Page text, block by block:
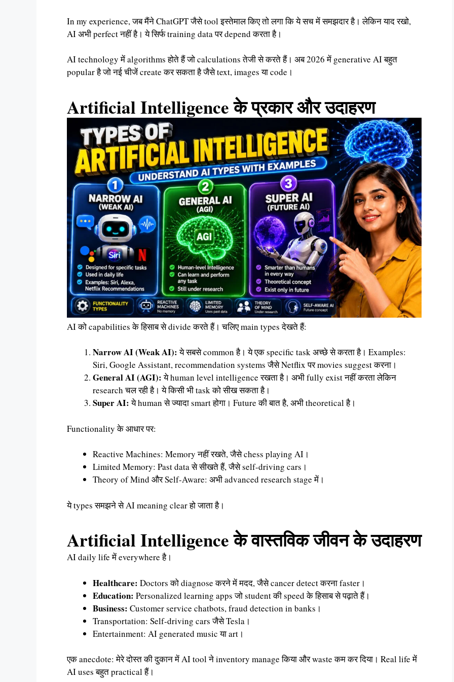
In my experience, जब मैंने ChatGPT जैसे tool इस्तेमाल किए तो लगा कि ये सच में समझदार है। लेकिन याद रखो,
AI अभी perfect नहीं है। ये सिर्फ training data पर depend करता है।
AI technology में algorithms होते हैं जो calculations तेजी से करते हैं। अब 2026 में generative AI बहुत
popular है जो नई चीजें create कर सकता है जैसे text, images या code।
Artificial Intelligence के प्रकार और उदाहरण
AI को capabilities के हिसाब से divide करते हैं। चलिए main types देखते हैं:
Narrow AI (Weak AI):ये सबसे common है। ये एक specific task अच्छे से करता है। Examples:
Siri, Google Assistant, recommendation systems जैसे Netflix पर movies suggest करना।
General AI (AGI):ये human level intelligence रखता है। अभी fully exist नहीं करता लेकिन
research चल रही है। ये किसी भी task को सीख सकता है।
Super AI:ये human से ज्यादा smart होगा। Future की बात है, अभी theoretical है।
Functionality के आधार पर:
Reactive Machines: Memory नहीं रखते, जैसे chess playing AI।
Limited Memory: Past data से सीखते हैं, जैसे self-driving cars।
Theory of Mind और Self-Aware: अभी advanced research stage में।
ये types समझने से AI meaning clear हो जाता है।
Artificial Intelligence के वास्तविक जीवन के उदाहरण
AI daily life में everywhere है।
Healthcare: Doctors को diagnose करने में मदद, जैसे cancer detect करना faster।
Education: Personalized learning apps जो student की speed के हिसाब से पढ़ाते हैं।
Business: Customer service chatbots, fraud detection in banks।
Transportation: Self-driving cars जैसे Tesla।
Entertainment: AI generated music या art।
एक anecdote: मेरे दोस्त की दुकान में AI tool ने inventory manage किया और waste कम कर दिया। Real life में
AI uses बहुत practical हैं।